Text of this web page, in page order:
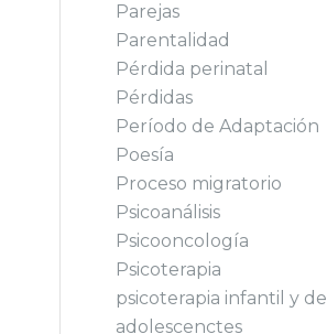
Parejas
Parentalidad
Pérdida perinatal
Pérdidas
Período de Adaptación
Poesía
Proceso migratorio
Psicoanálisis
Psicooncología
Psicoterapia
psicoterapia infantil y de
adolescenctes